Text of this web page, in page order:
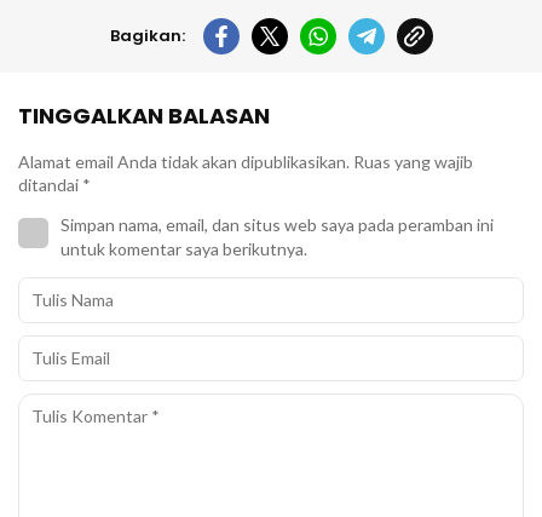
Bagikan:
TINGGALKAN BALASAN
Alamat email Anda tidak akan dipublikasikan. Ruas yang wajib
ditandai *
Simpan nama, email, dan situs web saya pada peramban ini
untuk komentar saya berikutnya.